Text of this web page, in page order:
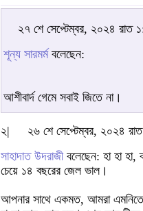
২৭ শে সেপ্টেম্বর, ২০২৪ রাত
শূন্য সারমর্মবলেছেন:
আশীবার্দ গেমে সবাই জিতে না।
২|
২৬ শে সেপ্টেম্বর, ২০২৪
সাহাদাত উদরাজীবলেছেন: হা হা হা,
চেয়ে ১৪ বছরের জেল ভাল।
আপনার সাথে একমত, আমরা